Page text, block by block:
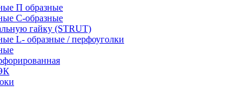
П образные
C-образные
гайку (STRUT)
L- образные / перфоуголки